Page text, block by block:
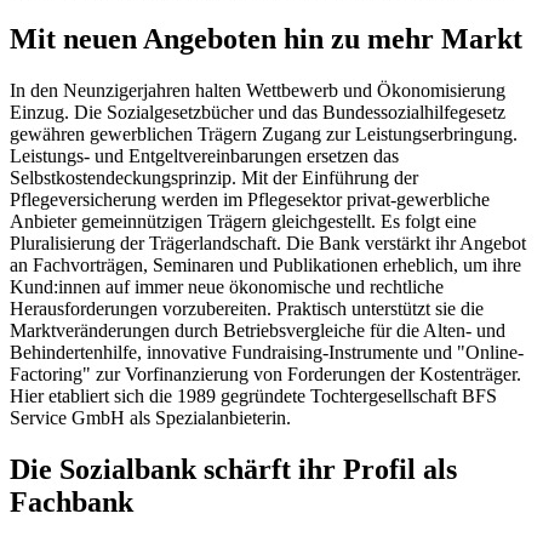
Mit neuen Angeboten hin zu mehr Markt
In den Neunzigerjahren halten Wettbewerb und Ökonomisierung
Einzug. Die Sozialgesetzbücher und das Bundessozialhilfegesetz
gewähren gewerblichen Trägern Zugang zur Leistungserbringung.
Leistungs- und Entgeltvereinbarungen ersetzen das
Selbstkostendeckungsprinzip. Mit der Einführung der
Pflegeversicherung werden im Pflegesektor privat-gewerbliche
Anbieter gemeinnützigen Trägern gleichgestellt. Es folgt eine
Pluralisierung der Trägerlandschaft. Die Bank verstärkt ihr Angebot
an Fachvorträgen, Seminaren und Publikationen erheblich, um ihre
Kund:innen auf immer neue ökonomische und rechtliche
Herausforderungen vorzubereiten. Praktisch unterstützt sie die
Marktveränderungen durch Betriebsvergleiche für die Alten- und
Behindertenhilfe, innovative Fundraising-Instrumente und "Online-
Factoring" zur Vorfinanzierung von Forderungen der Kostenträger.
Hier etabliert sich die 1989 gegründete Tochtergesellschaft BFS
Service GmbH als Spezialanbieterin.
Die Sozialbank schärft ihr Profil als
Fachbank